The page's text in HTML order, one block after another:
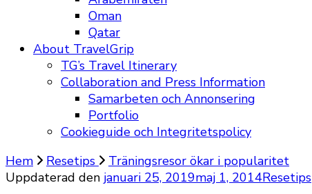
Oman
Qatar
About TravelGrip
TG’s Travel Itinerary
Collaboration and Press Information
Samarbeten och Annonsering
Portfolio
Cookieguide och Integritetspolicy
Hem
Resetips
Träningsresor ökar i popularitet
Uppdaterad den januari 25, 2019maj 1, 2014Resetips